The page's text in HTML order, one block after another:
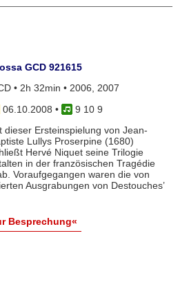
GCD 921615
• 2h 32min • 2006, 2007
06.10.2008 •
9 10 9
dieser Ersteinspielung von Jean-
Lullys Proserpine (1680)
Hervé Niquet seine Trilogie
in der französischen Tragédie
Voraufgegangen waren die von
Ausgrabungen von Destouches’
Besprechung«